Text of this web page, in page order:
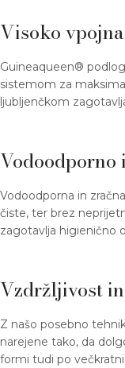
Visoko
Guineaqueen®
sistemom za
ljubljenčkom
Vodoodporno
Vodoodporna in
čiste, ter brez
zagotavlja higienično
Vzdržljivost
Z našo posebno
narejene tako, da
formi tudi po večkratni